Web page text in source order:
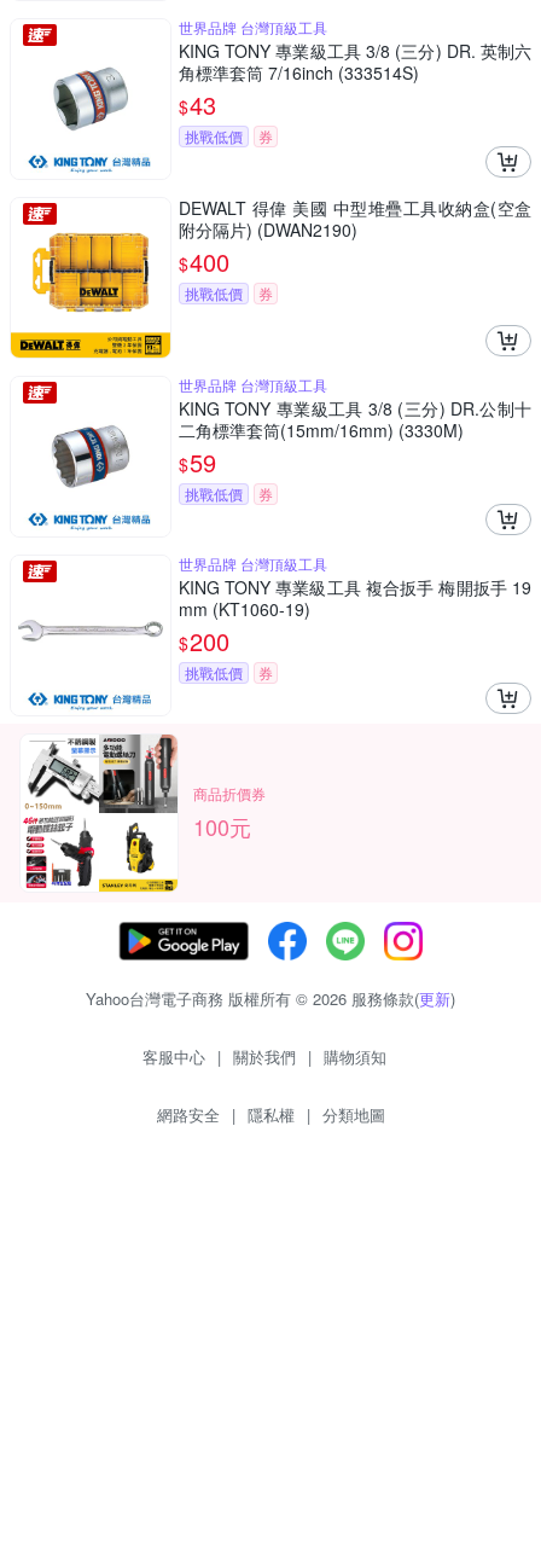
世界品牌 台灣頂級工具
KING TONY 專業級工具 3/8 (三分) DR. 英制六
角標準套筒 7/16inch (333514S)
$43
挑戰低價 券
DEWALT 得偉 美國 中型堆疊工具收納盒(空盒
附分隔片) (DWAN2190)
$400
挑戰低價 券
世界品牌 台灣頂級工具
KING TONY 專業級工具 3/8 (三分) DR.公制十
二角標準套筒(15mm/16mm) (3330M)
$59
挑戰低價 券
世界品牌 台灣頂級工具
KING TONY 專業級工具 複合扳手 梅開扳手 19
mm (KT1060-19)
$200
挑戰低價 券
商品折價券
100元
Yahoo台灣電子商務 版權所有 © 2026 服務條款(更新)
客服中心 | 關於我們 | 購物須知
網路安全 | 隱私權 | 分類地圖